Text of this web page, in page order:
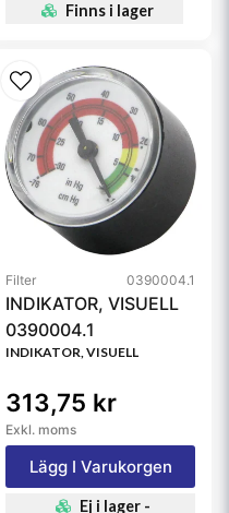
Finns i lager
Filter 0390004.1
INDIKATOR, VISUELL
0390004.1
INDIKATOR, VISUELL
313,75 kr
Exkl. moms
Lägg I Varukorgen
Ej i lager -